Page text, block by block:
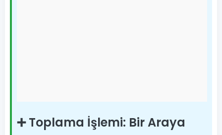
➕ Toplama İşlemi: Bir Araya